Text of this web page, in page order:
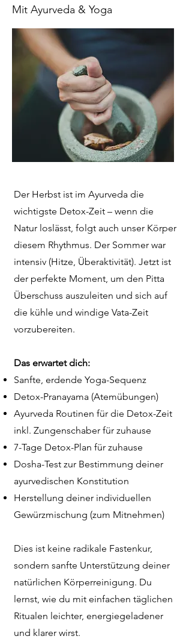
Mit Ayurveda & Yoga
Der Herbst ist im Ayurveda die
wichtigste Detox-Zeit – wenn die
Natur loslässt, folgt auch unser Körper
diesem Rhythmus. Der Sommer war
intensiv (Hitze, Überaktivität). Jetzt ist
der perfekte Moment, um den Pitta
Überschuss auszuleiten und sich auf
die kühle und windige Vata-Zeit
vorzubereiten.
Das erwartet dich:
Sanfte, erdende Yoga-Sequenz
Detox-Pranayama (Atemübungen)
Ayurveda Routinen für die Detox-Zeit
inkl. Zungenschaber für zuhause
7-Tage Detox-Plan für zuhause
Dosha-Test zur Bestimmung deiner
ayurvedischen Konstitution
Herstellung deiner individuellen
Gewürzmischung (zum Mitnehmen)
Dies ist keine radikale Fastenkur,
sondern sanfte Unterstützung deiner
natürlichen Körperreinigung. Du
lernst, wie du mit einfachen täglichen
Ritualen leichter, energiegeladener
und klarer wirst.